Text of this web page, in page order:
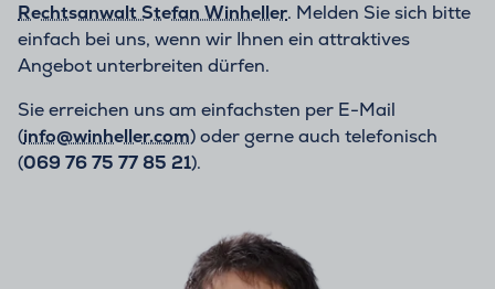
Rechtsanwalt Stefan Winheller. Melden Sie sich bitte
einfach bei uns, wenn wir Ihnen ein attraktives
Angebot unterbreiten dürfen.
Sie erreichen uns am einfachsten per E-Mail
(info@winheller.com) oder gerne auch telefonisch
(069 76 75 77 85 21).